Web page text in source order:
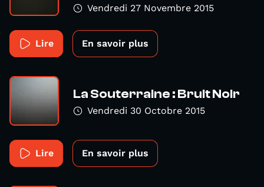
Vendredi 27 Novembre 2015
Lire En savoir plus
La Souterraine : Bruit Noir
Vendredi 30 Octobre 2015
Lire En savoir plus